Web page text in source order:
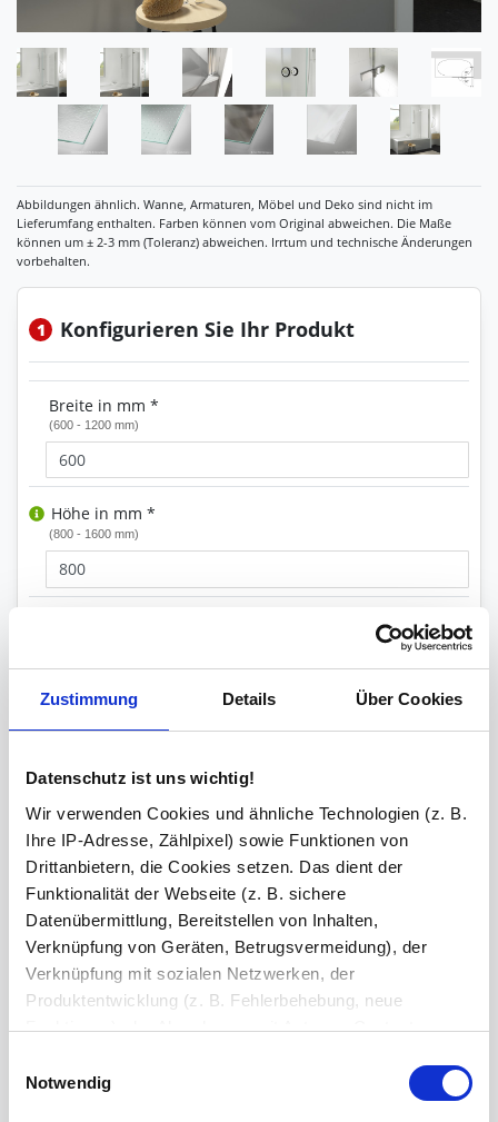
Zustimmung Details Über Cookies
Datenschutz ist uns wichtig!
Wir verwenden Cookies und ähnliche Technologien (z. B.
Ihre IP-Adresse, Zählpixel) sowie Funktionen von
Drittanbietern, die Cookies setzen. Das dient der
Funktionalität der Webseite (z. B. sichere
Datenübermittlung, Bereitstellen von Inhalten,
Verknüpfung von Geräten, Betrugsvermeidung), der
Verknüpfung mit sozialen Netzwerken, der
Produktentwicklung (z. B. Fehlerbehebung, neue
Funktionen), der Abrechnung mit Autoren, Content-
(z. B. Ladezeiten, personalisierte Inhalte,
Notwendig
1 Konfigurieren Sie Ihr Produkt
Breite in mm *
(600 - 1200 mm)
Höhe in mm *
(800 - 1600 mm)
Wannenhöhe in mm
Bestell-Check (kostenlos) Unsere Experten prüfen jede
Konfiguration auf Vollständigkeit und Kompatibilität. So können Sie sich
sicher sein, dass Sie immer ein fehlerfreies Produkt erhalten.
Produkt in den Warenkorb legen